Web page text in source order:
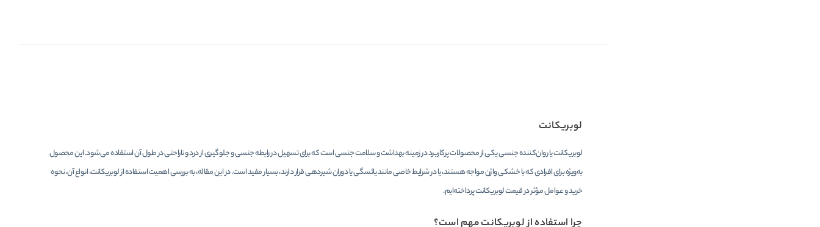
لوبریکانت
لوبریکانت یا روان‌کننده جنسی یکی از محصولات پرکاربرد در زمینه بهداشت و سلامت جنسی است که برای تسهیل در رابطه جنسی و جلوگیری از درد و ناراحتی در طول آن استفاده می‌شود. این محصول
به‌ویژه برای افرادی که با خشکی واژن مواجه هستند، یا در شرایط خاصی مانند یائسگی یا دوران شیردهی قرار دارند، بسیار مفید است. در این مقاله، به بررسی اهمیت استفاده از لوبریکانت، انواع آن، نحوه
خرید و عوامل مؤثر در قیمت لوبریکانت پرداخته‌ایم.
چرا استفاده از لوبریکانت مهم است؟